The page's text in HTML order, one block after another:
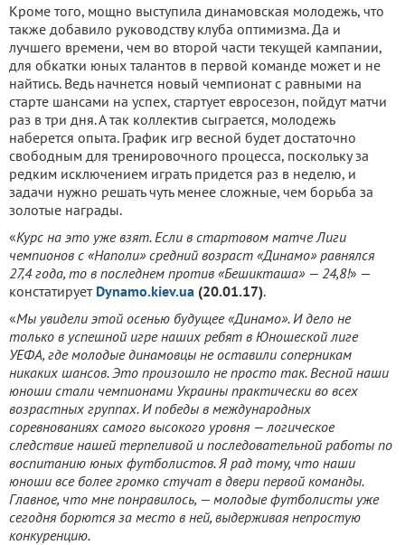
Кроме того, мощно выступила динамовская молодежь, что
также добавило руководству клуба оптимизма. Да и
лучшего времени, чем во второй части текущей кампании,
для обкатки юных талантов в первой команде может и не
найтись. Ведь начнется новый чемпионат с равными на
старте шансами на успех, стартует евросезон, пойдут матчи
раз в три дня. А так коллектив сыграется, молодежь
наберется опыта. График игр весной будет достаточно
свободным для тренировочного процесса, поскольку за
редким исключением играть придется раз в неделю, и
задачи нужно решать чуть менее сложные, чем борьба за
золотые награды.
«Курс на это уже взят. Если в стартовом матче Лиги
чемпионов с «Наполи» средний возраст «Динамо» равнялся
27,4 года, то в последнем против «Бешикташа» — 24,8!» —
констатирует Dynamo.kiev.ua (20.01.17).
«Мы увидели этой осенью будущее «Динамо». И дело не
только в успешной игре наших ребят в Юношеской лиге
УЕФА, где молодые динамовцы не оставили соперникам
никаких шансов. Это произошло не просто так. Весной наши
юноши стали чемпионами Украины практически во всех
возрастных группах. И победы в международных
соревнованиях самого высокого уровня — логическое
следствие нашей терпеливой и последовательной работы по
воспитанию юных футболистов. Я рад тому, что наши
юноши все более громко стучат в двери первой команды.
Главное, что мне понравилось, — молодые футболисты уже
сегодня борются за место в ней, выдерживая непростую
конкуренцию.